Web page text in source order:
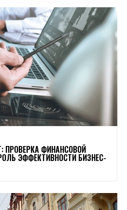
ФИНАНСОВОЙ
ЭФФЕКТИВНОСТИ БИЗНЕС-